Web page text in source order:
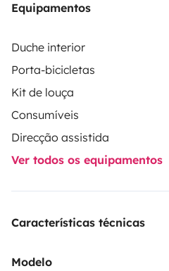
por la MC LOUIS MC4 230!
Equipamentos
Duche interior
Porta-bicicletas
Kit de louça
Consumíveis
Direcção assistida
Ver todos os equipamentos
Características técnicas
Modelo